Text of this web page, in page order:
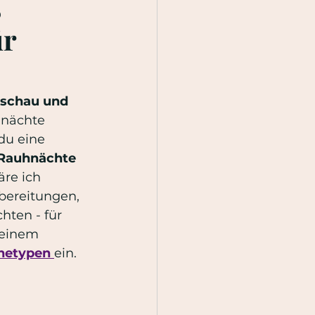
und
eine
ich
- für
ein.